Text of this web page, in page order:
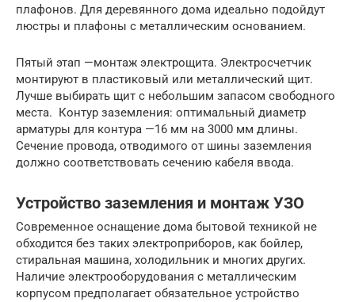
плафонов. Для деревянного дома идеально подойдут
люстры и плафоны с металлическим основанием.
Пятый этап —монтаж электрощита. Электросчетчик
монтируют в пластиковый или металлический щит.
Лучше выбирать щит с небольшим запасом свободного
места. Контур заземления: оптимальный диаметр
арматуры для контура —16 мм на 3000 мм длины.
Сечение провода, отводимого от шины заземления
должно соответствовать сечению кабеля ввода.
Устройство заземления и монтаж УЗО
Современное оснащение дома бытовой техникой не
обходится без таких электроприборов, как бойлер,
стиральная машина, холодильник и многих других.
Наличие электрооборудования с металлическим
корпусом предполагает обязательное устройство